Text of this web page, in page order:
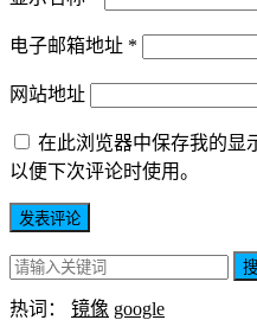
电子邮箱地址 *
网站地址
在此浏览器中保存我的显
以便下次评论时使用。
热词： 镜像 google